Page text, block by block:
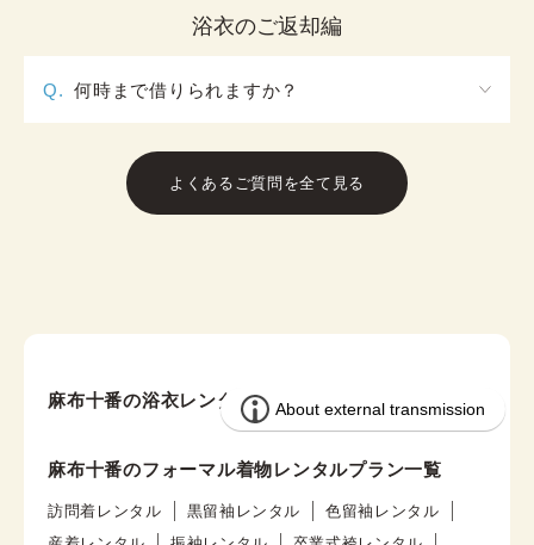
行っておりません。浴衣のご返却編
Q. 何時まで借りられますか？
店舗ページに店舗情報として記載してありますので
そちらをご覧ください。よくあるご質問を全て見る
麻布十番の浴衣レンタルプラン
麻布十番のフォーマル着物レンタルプラン一覧
訪問着レンタル 黒留袖レンタル
色留袖レンタル